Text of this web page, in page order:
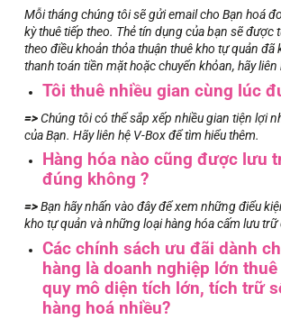
Mỗi tháng chúng tôi sẽ gửi email cho Bạn hoá
kỳ thuê tiếp theo. Thẻ tín dụng của bạn sẽ được
theo điều khoản thỏa thuận thuê kho tự quản đã
thanh toán tiền mặt hoặc chuyển khỏan, hãy
Tôi thuê nhiều gian cùng lúc
=>Chúng tôi có thể sắp xếp nhiều gian tiện lợi
của Bạn. Hãy liên hệ V-Box để tìm hiểu thêm.
Hàng hóa nào cũng được lưu
đúng không ?
=>Bạn hãy nhấn vào đây để xem những điểu
kho tự quản và những loại hàng hóa cấm lưu trữ
Các chính sách ưu đãi dành
hàng là doanh nghiệp lớn
quy mô diện tích lớn, tích trữ
hàng hoá nhiều?